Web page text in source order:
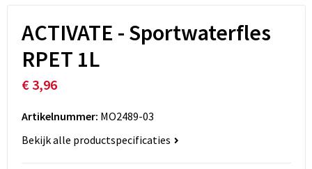
ACTIVATE - Sportwaterfles
RPET 1L
€ 3,96
Artikelnummer: MO2489-03
Bekijk alle productspecificaties